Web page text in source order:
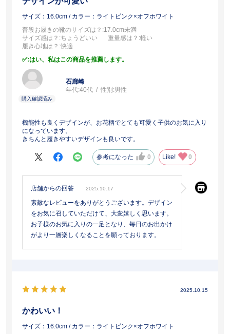
サイズ：16.0cm / カラー：ライトピンク×オフホワイト
普段お履きの靴のサイズは？ :17.0cm未満
サイズ感は？ :ちょうどいい 重量感は？ :軽い
履き心地は？ :快適
:はい、私はこの商品を推薦します。
石廊崎
年代:40代 性別:男性
機能性も良くデザインが、お花柄でとても可愛く子供のお気に入り
になっています。
きちんと履きやすいデザインも良いです。
参考になった 0 Like! 0
店舗からの回答 2025.10.17
素敵なレビューをありがとうございます。デザイン
をお気に召していただけて、大変嬉しく思います。
お子様のお気に入りの一足となり、毎日のお出かけ
がより一層楽しくなることを願っております。
2025.10.15
かわいい！
サイズ：16.0cm / カラー：ライトピンク×オフホワイト